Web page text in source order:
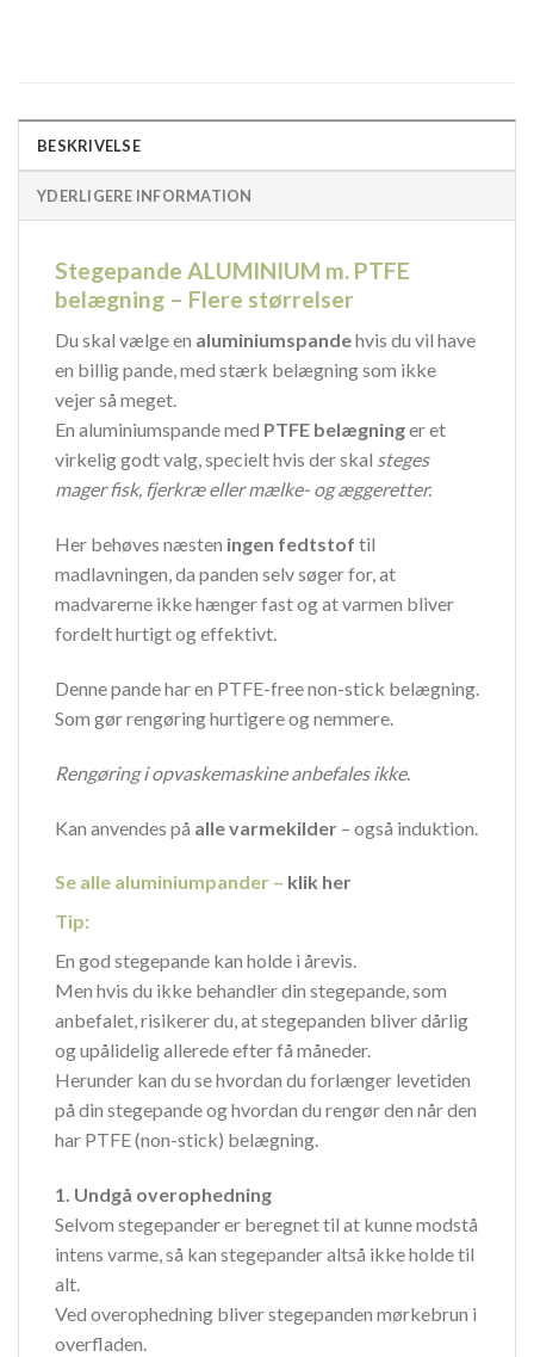
BESKRIVELSE
YDERLIGERE INFORMATION
Stegepande ALUMINIUM m. PTFE
belægning – Flere størrelser
Du skal vælge en aluminiumspandehvis du vil have
en billig pande, med stærk belægning som ikke
vejer så meget.
En aluminiumspande med PTFE belægninger et
virkelig godt valg, specielt hvis der skal steges
mager fisk, fjerkræ eller mælke- og æggeretter.
Her behøves næsten ingen fedtstof til
madlavningen, da panden selv søger for, at
madvarerne ikke hænger fast og at varmen bliver
fordelt hurtigt og effektivt.
Denne pande har en PTFE-free non-stick belægning.
Som gør rengøring hurtigere og nemmere.
Rengøring i opvaskemaskine anbefales ikke.
Kan anvendes på alle varmekilder – også induktion.
Se alle aluminiumpander – klik her
Tip:
En god stegepande kan holde i årevis.
Men hvis du ikke behandler din stegepande, som
anbefalet, risikerer du, at stegepanden bliver dårlig
og upålidelig allerede efter få måneder.
Herunder kan du se hvordan du forlænger levetiden
på din stegepande og hvordan du rengør den når den
har PTFE (non-stick) belægning.
1. Undgå overophedning
Selvom stegepander er beregnet til at kunne modstå
intens varme, så kan stegepander altså ikke holde til
alt.
Ved overophedning bliver stegepanden mørkebrun i
overfladen.